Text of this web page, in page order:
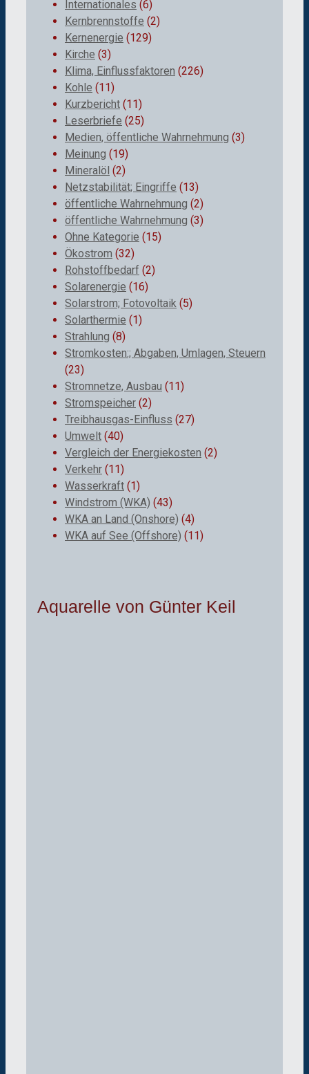
Internationales (6)
Kernbrennstoffe (2)
Kernenergie (129)
Kirche (3)
Klima, Einflussfaktoren (226)
Kohle (11)
Kurzbericht (11)
Leserbriefe (25)
Medien, öffentliche Wahrnehmung (3)
Meinung (19)
Mineralöl (2)
Netzstabilität; Eingriffe (13)
öffentliche Wahrnehmung (2)
öffentliche Wahrnehmung (3)
Ohne Kategorie (15)
Ökostrom (32)
Rohstoffbedarf (2)
Solarenergie (16)
Solarstrom; Fotovoltaik (5)
Solarthermie (1)
Strahlung (8)
Stromkosten:; Abgaben, Umlagen, Steuern
(23)
Stromnetze, Ausbau (11)
Stromspeicher (2)
Treibhausgas-Einfluss (27)
Umwelt (40)
Vergleich der Energiekosten (2)
Verkehr (11)
Wasserkraft (1)
Windstrom (WKA) (43)
WKA an Land (Onshore) (4)
WKA auf See (Offshore) (11)
Aquarelle von Günter Keil